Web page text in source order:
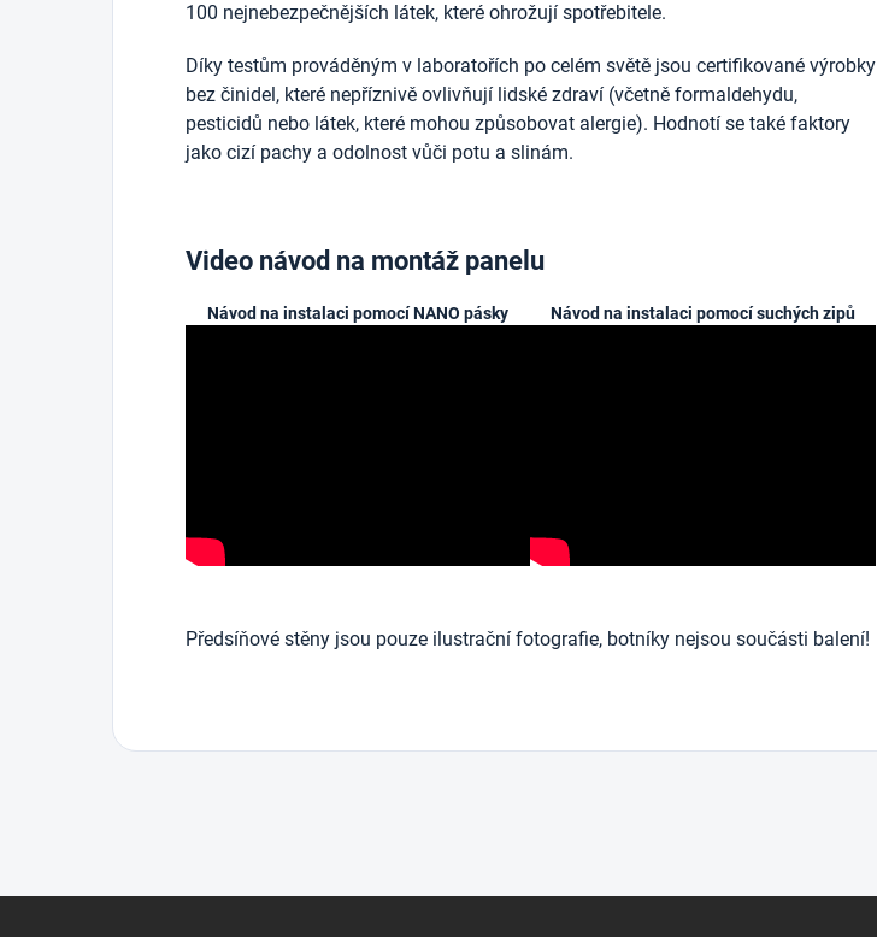
100 nejnebezpečnějších látek, které ohrožují spotřebitele.
Díky testům prováděným v laboratořích po celém světě jsou certifikované výrobky
bez činidel, které nepříznivě ovlivňují lidské zdraví (včetně formaldehydu,
pesticidů nebo látek, které mohou způsobovat alergie). Hodnotí se také faktory
jako cizí pachy a odolnost vůči potu a slinám.
Video návod na montáž panelu
Návod na instalaci pomocí NANO pásky Návod na instalaci pomocí suchých zipů
Předsíňové stěny jsou pouze ilustrační fotografie, botníky nejsou součásti balení!